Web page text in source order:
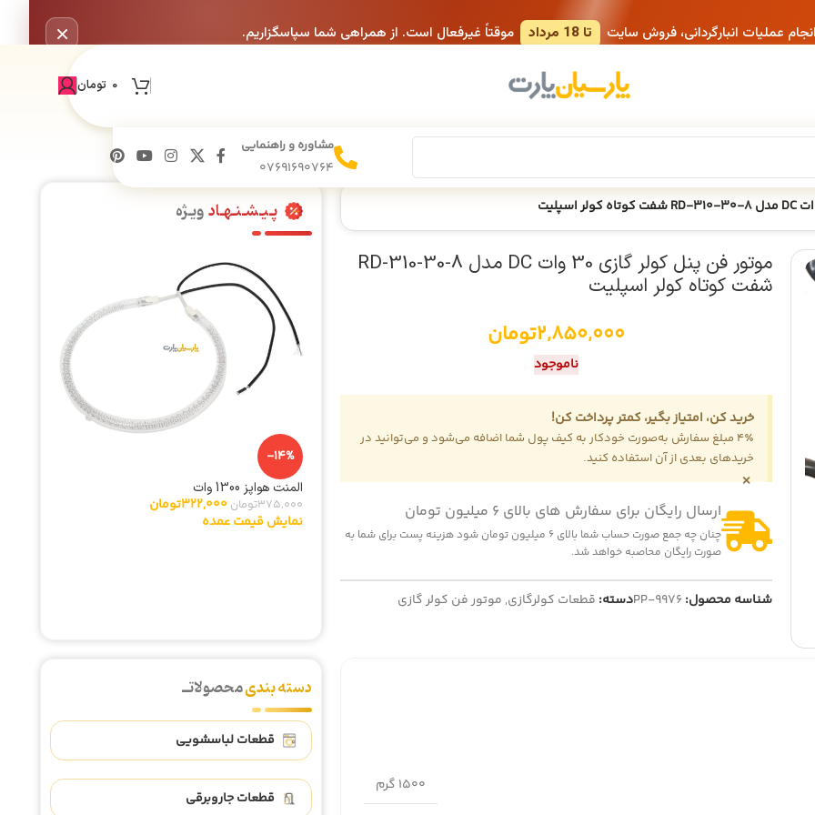
عملیات انبارگردانی، فروش سایت تا 18 مرداد موقتاً غیرفعال است. از همراهی شما سپاسگزاریم. ×
0 تومان
مشاوره و راهنمایی
07691690764
موتور فن پنل کولر گازی 30 وات DC مدل RD-310-30-8
شفت کوتاه کولر اسپلیت
2,850,000تومان
ناموجود
خرید کن، امتیاز بگیر، کمتر پرداخت کن!
4٪ مبلغ سفارش به‌صورت خودکار به کیف پول شما اضافه می‌شود و می‌توانید در
خریدهای بعدی از آن استفاده کنید.
×
ارسال رایگان برای سفارش های بالای 6 میلیون تومان
چنان چه جمع صورت حساب شما بالای 6 میلیون تومان شود هزینه پست برای شما به
صورت رایگان محاصبه خواهد شد.
شناسه محصول: PP-9976دسته: قطعات کولرگازی, موتور فن کولر گازی
1500 گرم
پـیـشـنـهـادویـژه
چای ساز بدون لبه
تومان260,000تومان
قیمت عمده
-25%
185,000تومان139,000تومان
نمایش قیمت عمده
-14%
المنت هواپز 1300 وات
375,000تومان 322,000تومان
نمایش قیمت عمده
دسته بندیمحصولاتــ
قطعات لباسشویی
قطعات جاروبرقی